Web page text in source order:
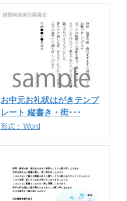
お中元お礼状はがきテンプ
レート 縦書き・街･･･
形式： Word